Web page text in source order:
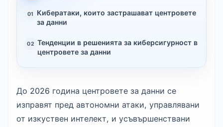
01
Кибератаки, които застрашават центровете
за данни
02 Тенденции в решенията за киберсигурност в
центровете за данни
До 2026 година центровете за данни се
изправят пред автономни атаки, управлявани
от изкуствен интелект, и усъвършенствани